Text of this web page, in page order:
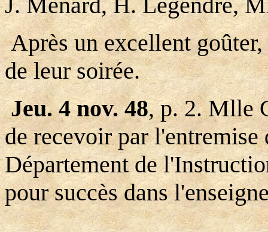
Après un excellent goûter,
de leur soirée.
Jeu. 4 nov. 48, p. 2. Mlle
de recevoir par
Département de
pour succès dans